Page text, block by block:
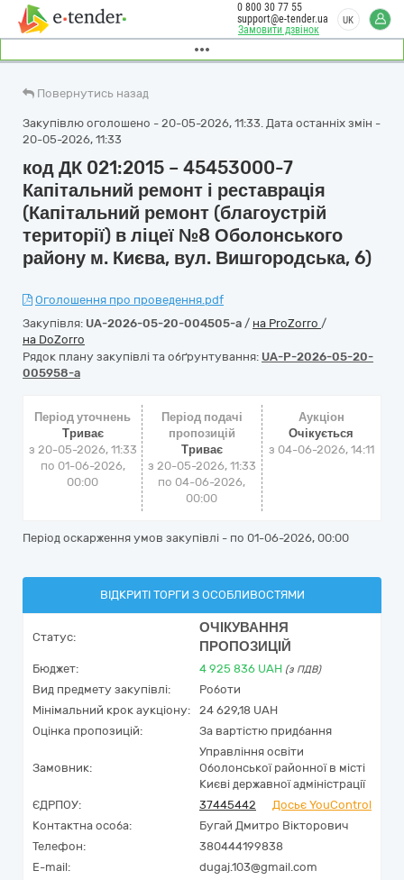
Замовити дзвінок
0 800 30 77 55
support@e-tender.ua
UK
Повернутись назад
Закупівлю оголошено - 20-05-2026, 11:33. Дата останніх змін -
20-05-2026, 11:33
код ДК 021:2015 – 45453000-7
Капітальний ремонт і реставрація
(Капітальний ремонт (благоустрій
території) в ліцеї №8 Оболонського
району м. Києва, вул. Вишгородська, 6)
Оголошення про проведення.pdf
Закупівля: UA-2026-05-20-004505-a / на ProZorro /
на DoZorro
Рядок плану закупівлі та обґрунтування: UA-P-2026-05-20-
005958-a
Період уточнень
Триває
з 20-05-2026, 11:33
по 01-06-2026,
00:00
Період подачі
пропозицій
Триває
з 20-05-2026, 11:33
по 04-06-2026,
00:00
Аукціон
Очікується
з 04-06-2026, 14:11
Період оскарження умов закупівлі - по 01-06-2026, 00:00
ВІДКРИТІ ТОРГИ З ОСОБЛИВОСТЯМИ
Статус:
ОЧІКУВАННЯ
ПРОПОЗИЦІЙ
Бюджет: 4 925 836 UAH (з ПДВ)
Вид предмету закупівлі:
Роботи
Мінімальний крок аукціону:
24 629,18 UAH
Оцінка пропозицій:
За вартістю придбання
Замовник:
Управління освіти
Оболонської районної в місті
Києві державної адміністрації
ЄДРПОУ:
37445442
Досьє YouControl
Контактна особа:
Бугай Дмитро Вікторович
Телефон:
380444199838
E-mail:
dugaj.103@gmail.com